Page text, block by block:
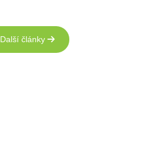
Další články